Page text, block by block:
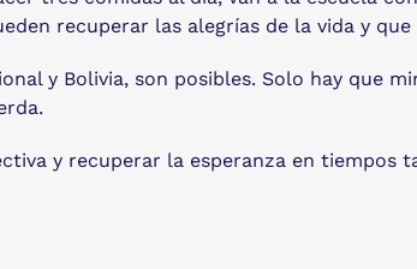
recuperar las alegrías de la vida y
y Bolivia, son posibles. Solo hay que
y recuperar la esperanza en tiempos